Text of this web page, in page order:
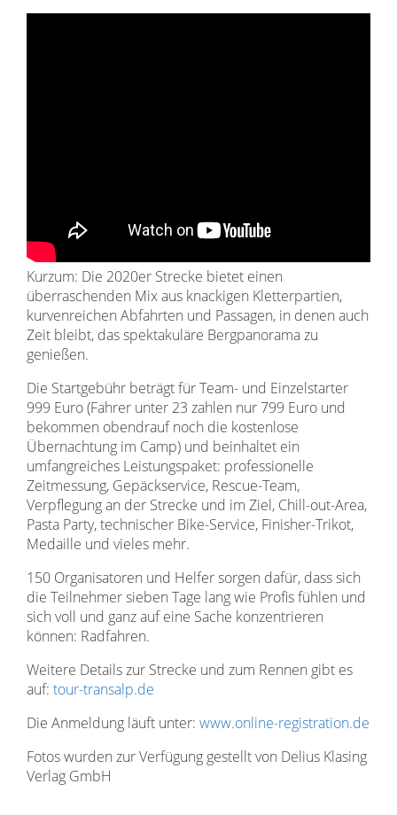
Kurzum: Die 2020er Strecke bietet einen
überraschenden Mix aus knackigen Kletterpartien,
kurvenreichen Abfahrten und Passagen, in denen auch
Zeit bleibt, das spektakuläre Bergpanorama zu
genießen.
Die Startgebühr beträgt für Team- und Einzelstarter
999 Euro (Fahrer unter 23 zahlen nur 799 Euro und
bekommen obendrauf noch die kostenlose
Übernachtung im Camp) und beinhaltet ein
umfangreiches Leistungspaket: professionelle
Zeitmessung, Gepäckservice, Rescue-Team,
Verpflegung an der Strecke und im Ziel, Chill-out-Area,
Pasta Party, technischer Bike-Service, Finisher-Trikot,
Medaille und vieles mehr.
150 Organisatoren und Helfer sorgen dafür, dass sich
die Teilnehmer sieben Tage lang wie Profis fühlen und
sich voll und ganz auf eine Sache konzentrieren
können: Radfahren.
Weitere Details zur Strecke und zum Rennen gibt es
auf: tour-transalp.de
Die Anmeldung läuft unter: www.online-registration.de
Fotos wurden zur Verfügung gestellt von Delius Klasing
Verlag GmbH